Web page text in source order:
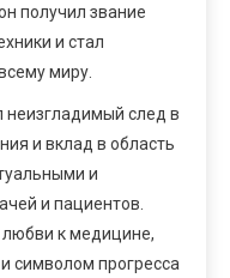
получил звание
и стал
миру.
неизгладимый след в
и вклад в область
и
и пациентов.
любви к медицине,
символом прогресса